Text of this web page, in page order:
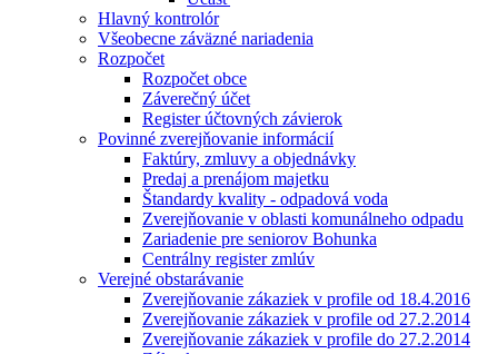
Hlavný kontrolór
Všeobecne záväzné nariadenia
Rozpočet
Rozpočet obce
Záverečný účet
Register účtovných závierok
Povinné zverejňovanie informácií
Faktúry, zmluvy a objednávky
Predaj a prenájom majetku
Štandardy kvality - odpadová voda
Zverejňovanie v oblasti komunálneho odpadu
Zariadenie pre seniorov Bohunka
Centrálny register zmlúv
Verejné obstarávanie
Zverejňovanie zákaziek v profile od 18.4.2016
Zverejňovanie zákaziek v profile od 27.2.2014
Zverejňovanie zákaziek v profile do 27.2.2014